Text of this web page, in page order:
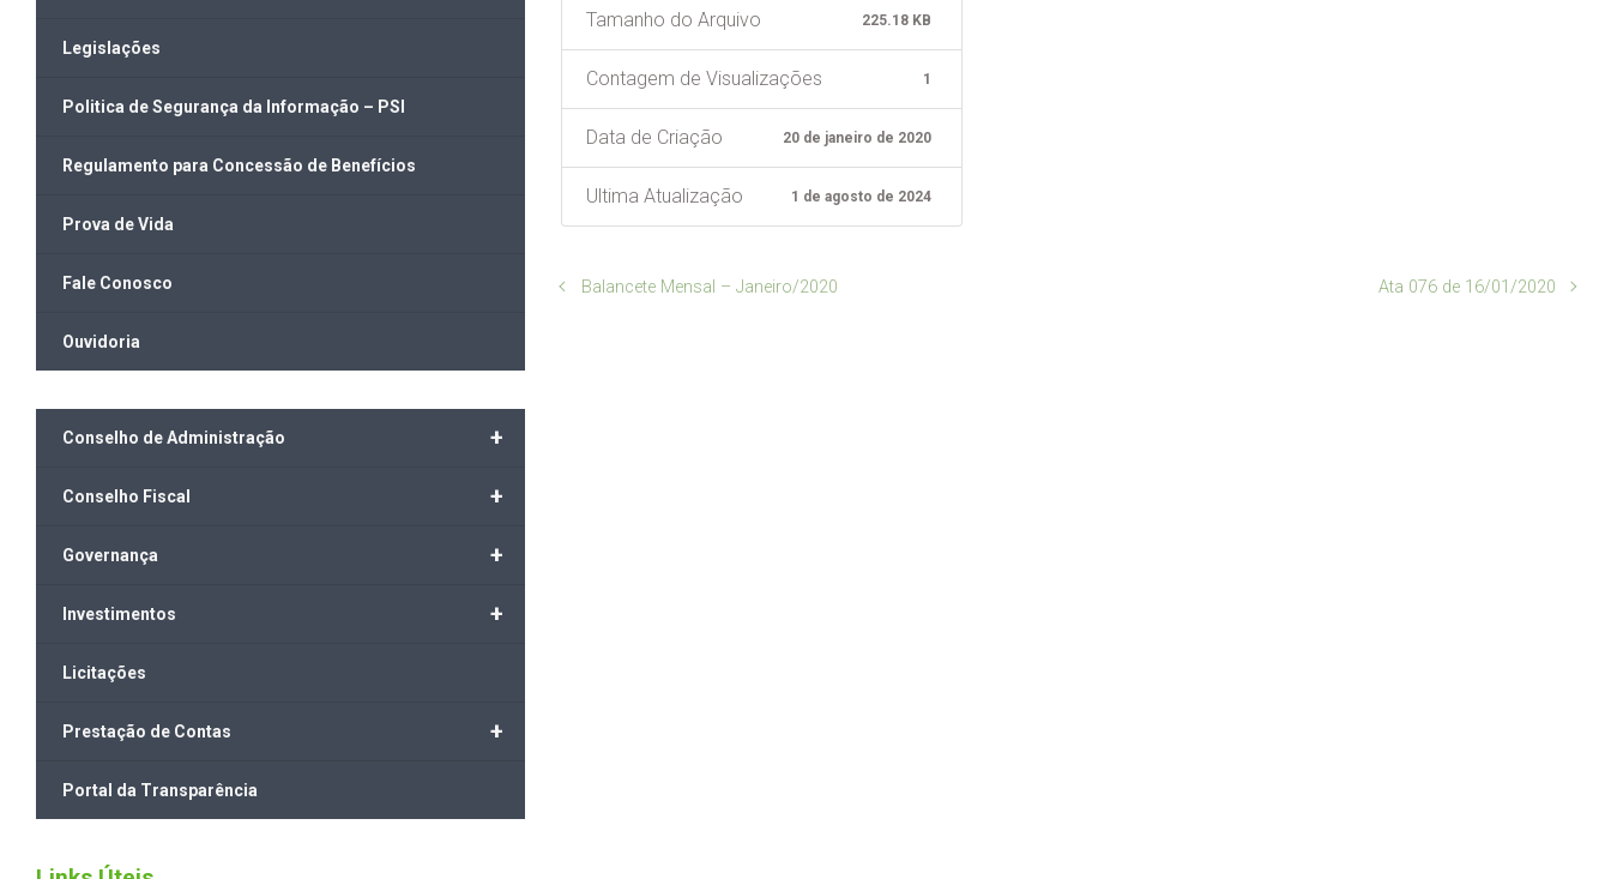
Tamanho do Arquivo 225.18 KB
Contagem de Visualizações 1
Data de Criação 20 de janeiro de 2020
Ultima Atualização 1 de agosto de 2024
Balancete Mensal – Janeiro/2020 Ata 076 de 16/01/2020
Legislações
Politica de Segurança da Informação – PSI
Regulamento para Concessão de Benefícios
Prova de Vida
Fale Conosco
Ouvidoria
+
Conselho de Administração
+
Conselho Fiscal
+
Governança
+
Investimentos
Licitações
+
Prestação de Contas
Portal da Transparência